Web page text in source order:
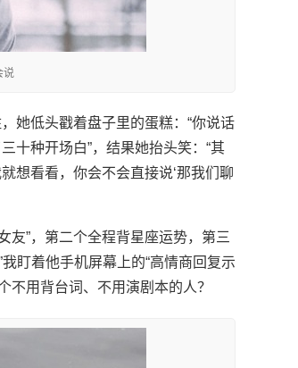
说
她低头戳着盘子里的蛋糕：“你说话
十种开场白”，结果她抬头笑：“其
想看看，你会不会直接说‘那我们聊
友”，第二个全程背星座运势，第三
盯着他手机屏幕上的“高情商回复示
用背台词、不用演剧本的人？